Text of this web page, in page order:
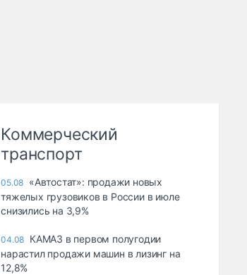
Коммерческий
транспорт
05.08 «Автостат»: продажи новых
тяжелых грузовиков в России в июле
снизились на 3,9%
04.08 КАМАЗ в первом полугодии
нарастил продажи машин в лизинг на
12,8%